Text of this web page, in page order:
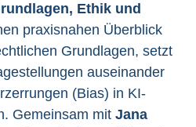
Ethik und
praxisnahen Überblick
Grundlagen, setzt
auseinander
(Bias) in KI-
Gemeinsam mit Jana